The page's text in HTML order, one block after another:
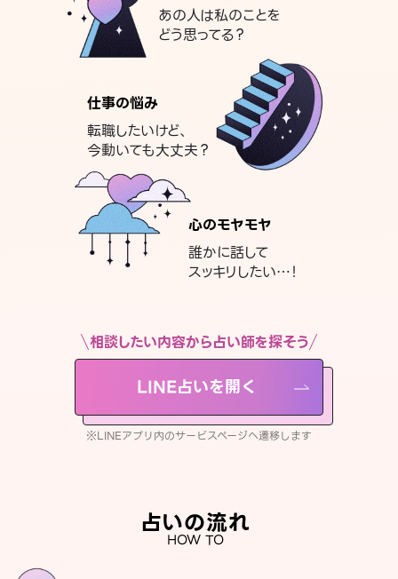
あの人は私のことを
どう思ってる？
仕事の悩み
転職したいけど、
今動いても大丈夫？
心のモヤモヤ
誰かに話して
スッキリしたい…！
相談したい内容から占い師を探そう
LINE占いを開く
※LINEアプリ内のサービスページへ遷移します
占いの流れ
HOW TO